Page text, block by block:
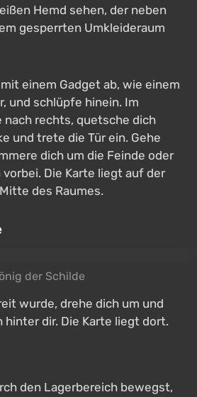
Hemd sehen, der neben
gesperrten Umkleideraum
einem Gadget ab, wie einem
und schlüpfe hinein. Im
nach rechts, quetsche dich
und trete die Tür ein. Gehe
dich um die Feinde oder
Die Karte liegt auf der
des Raumes.
der Schilde
wurde, drehe dich um und
hinter dir. Die Karte liegt dort.
den Lagerbereich bewegst,